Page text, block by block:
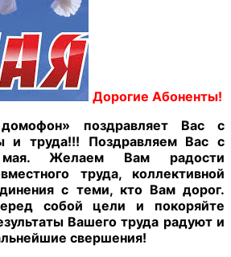
Дорогие Абоненты!
поздравляет Вас с
и труда!!! Поздравляем Вас с
Желаем Вам радости
труда, коллективной
с теми, кто Вам дорог.
собой цели и покоряйте
Вашего труда радуют и
свершения!